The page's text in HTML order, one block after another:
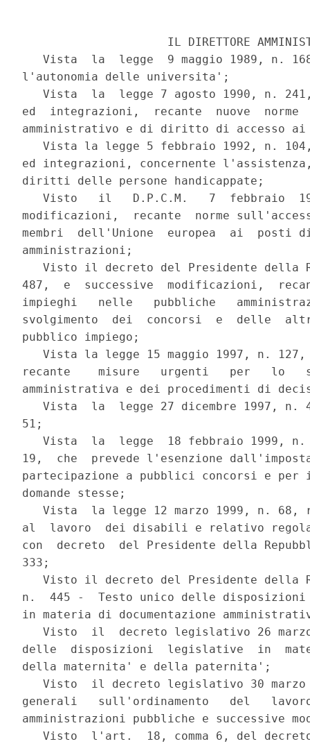
IL DIRETTORE
Vista  la  legge  9 maggio 1989, n.
l'autonomia delle universita';
Vista  la  legge 7 agosto 1990, n.
ed  integrazioni,  recante  nuove  norme
amministrativo e di diritto di accesso ai
Vista la legge 5 febbraio 1992, n.
ed integrazioni, concernente
diritti delle persone handicappate;
Visto   il   D.P.C.M.   7  febbraio
modificazioni,  recante  norme
membri  dell'Unione  europea  ai  posti
amministrazioni;
Visto il decreto del Presidente della
487,  e  successive  modificazioni,
impieghi   nelle   pubbliche
svolgimento  dei  concorsi  e  delle
pubblico impiego;
Vista la legge 15 maggio 1997, n.
recante    misure   urgenti   per   lo
amministrativa e dei procedimenti di
Vista  la  legge 27 dicembre 1997, n.
51;
Vista  la  legge  18 febbraio 1999,
19,  che  prevede l'esenzione
partecipazione a pubblici concorsi e per
domande stesse;
Vista  la legge 12 marzo 1999, n. 68,
al  lavoro  dei disabili e relativo
con  decreto  del Presidente della
333;
Visto il decreto del Presidente della
n.  445 -  Testo unico delle
in materia di documentazione
Visto  il  decreto legislativo 26
delle  disposizioni  legislative  in
della maternita' e della paternita';
Visto  il decreto legislativo 30
generali   sull'ordinamento   del
amministrazioni pubbliche e successive
Visto  l'art.  18, comma 6, del